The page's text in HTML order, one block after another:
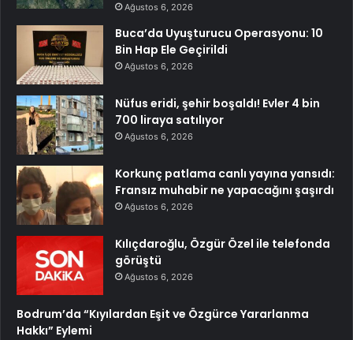
Ağustos 6, 2026
Buca’da Uyuşturucu Operasyonu: 10
Bin Hap Ele Geçirildi
Ağustos 6, 2026
Nüfus eridi, şehir boşaldı! Evler 4 bin
700 liraya satılıyor
Ağustos 6, 2026
Korkunç patlama canlı yayına yansıdı:
Fransız muhabir ne yapacağını şaşırdı
Ağustos 6, 2026
Kılıçdaroğlu, Özgür Özel ile telefonda
görüştü
Ağustos 6, 2026
Bodrum’da “Kıyılardan Eşit ve Özgürce Yararlanma
Hakkı” Eylemi